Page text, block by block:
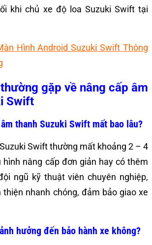
khi chủ xe độ loa Suzuki Swift tại
Hình Android Suzuki Swift Thông
gặp về nâng cấp âm
Swift
thanh Suzuki Swift mất bao lâu?
Swift thường mất khoảng 2 – 4
hình nâng cấp đơn giản hay có thêm
ngũ kỹ thuật viên chuyên nghiệp,
thiện nhanh chóng, đảm bảo giao xe
hưởng đến bảo hành xe không?